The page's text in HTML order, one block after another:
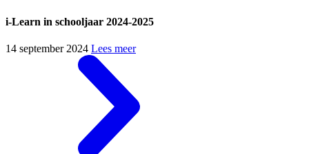
i-Learn in schooljaar 2024-2025
14 september 2024 Lees meer